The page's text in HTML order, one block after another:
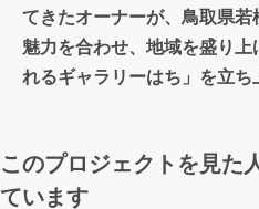
てきたオーナーが、鳥取県
魅力を合わせ、地域を盛り
れるギャラリーはち」を立ち
このプロジェクトを見た
ています